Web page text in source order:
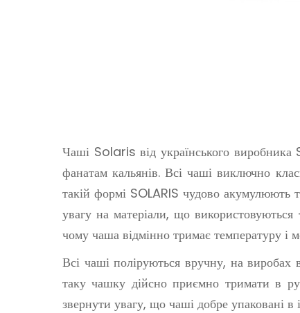
Чаші Solaris від українського
фанатам кальянів. Всі чаші виключно
такій формі SOLARIS чудово акумулюють
увагу на матеріали, що
чому чаша відмінно тримає температуру і
Всі чаші поліруються вручну, на
таку чашку дійсно приємно тримати в
звернути увагу, що чаші добре упаковані в